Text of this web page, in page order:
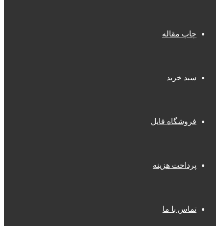
چاپ مقاله
سبد خرید
فروشگاه فایل
پرداخت هزینه
تماس با ما